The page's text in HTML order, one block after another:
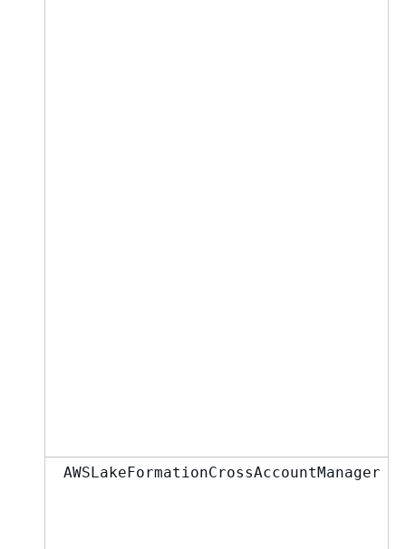
AWSLakeFormationCrossAccountManager